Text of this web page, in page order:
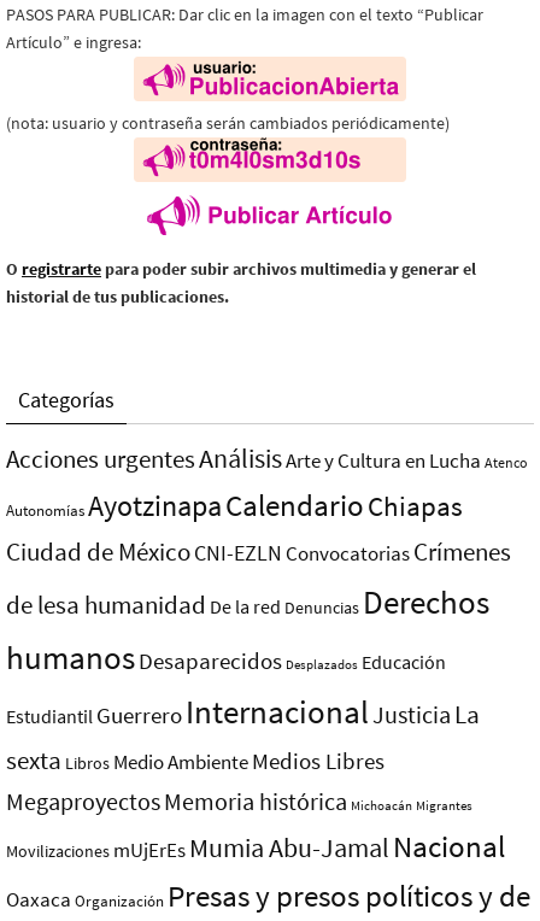
PASOS PARA PUBLICAR: Dar clic en la imagen con el texto “Publicar
Artículo” e ingresa:
(nota: usuario y contraseña serán cambiados periódicamente)
O registrarte para poder subir archivos multimedia y generar el
historial de tus publicaciones.
Categorías
Acciones urgentesAnálisisArte y Cultura en Lucha Atenco
AutonomíasAyotzinapaCalendarioChiapas
Ciudad de MéxicoCNI-EZLN ConvocatoriasCrímenes
de lesa humanidad De la red Denuncias Derechos
humanosDesaparecidos Desplazados Educación
Estudiantil Guerrero InternacionalJusticia La
sexta Libros Medio AmbienteMedios Libres
MegaproyectosMemoria histórica Michoacán Migrantes
Movilizaciones mUjErEs Mumia Abu-Jamal Nacional
Oaxaca Organización Presas y presos polí­ticos y de